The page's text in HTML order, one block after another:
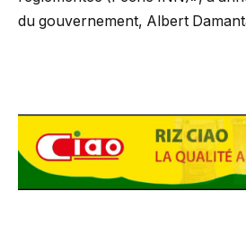
du gouvernement, Albert